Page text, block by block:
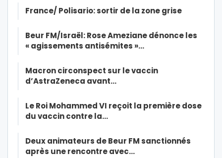
France/ Polisario: sortir de la zone grise
Beur FM/Israël: Rose Ameziane dénonce les
« agissements antisémites »…
Macron circonspect sur le vaccin
d’AstraZeneca avant…
Le Roi Mohammed VI reçoit la première dose
du vaccin contre la…
Deux animateurs de Beur FM sanctionnés
après une rencontre avec…